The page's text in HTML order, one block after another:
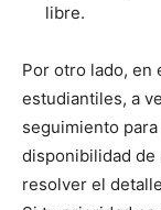
libre.
Por otro lado, en
estudiantiles, a
seguimiento
disponibilidad de
resolver el